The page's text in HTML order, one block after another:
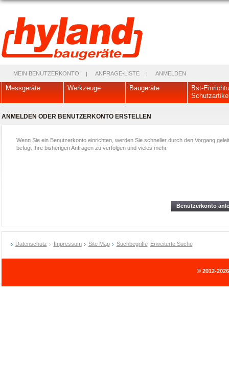
MEIN BENUTZERKONTO ANFRAGE-LISTE ANMELDEN
Messgeräte Werkzeuge Baugeräte
Bst-
ANMELDEN ODER BENUTZERKONTO ERSTELLEN
Wenn Sie ein Benutzerkonto einrichten, werden Sie schneller durch den Vorgang
befugt Ihre bisherigen Anfragen zu verfolgen und vieles mehr.
Benutzerkonto
Datenschutz Impressum Site Map Suchbegriffe Erweiterte Suche
© 2012-